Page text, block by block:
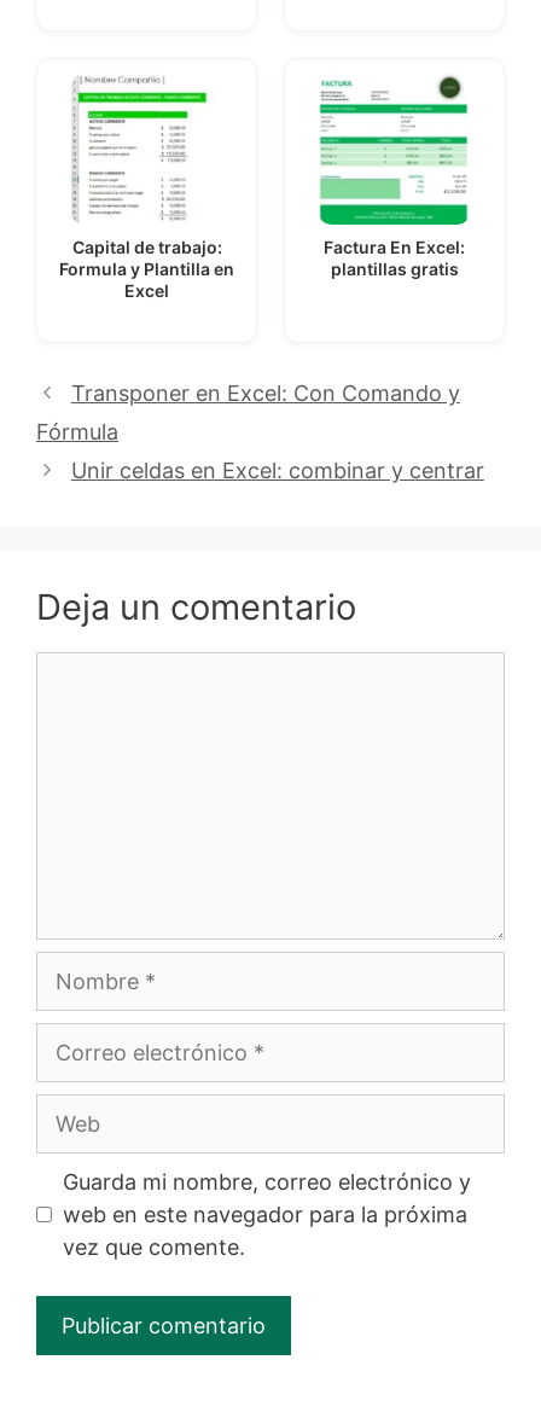
Capital de trabajo:
Formula y Plantilla en
Excel
Factura En Excel:
plantillas gratis
Transponer en Excel: Con Comando y
Fórmula
Unir celdas en Excel: combinar y centrar
Deja un comentario
Correo
electrónico
Guarda mi nombre, correo electrónico y
web en este navegador para la próxima
vez que comente.